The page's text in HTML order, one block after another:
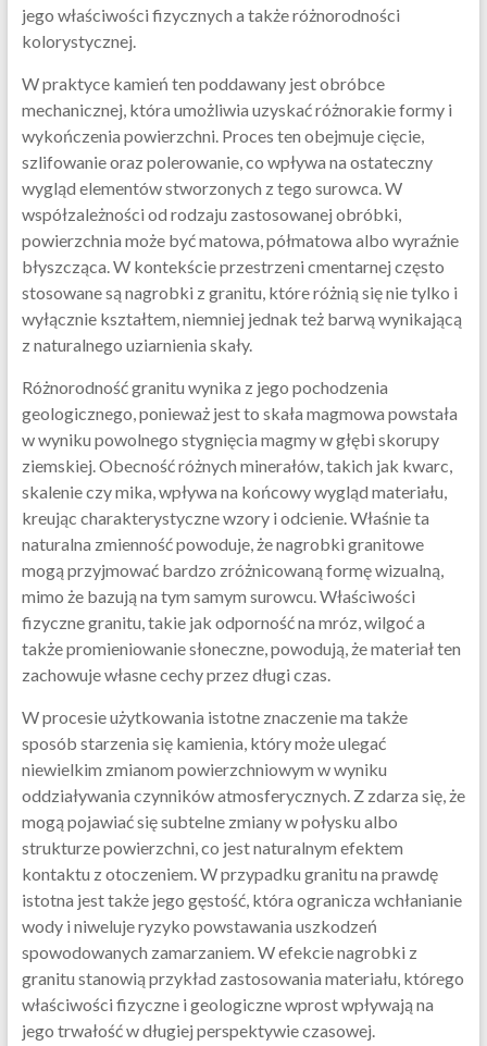
jego właściwości fizycznych a także różnorodności
kolorystycznej.
W praktyce kamień ten poddawany jest obróbce
mechanicznej, która umożliwia uzyskać różnorakie formy i
wykończenia powierzchni. Proces ten obejmuje cięcie,
szlifowanie oraz polerowanie, co wpływa na ostateczny
wygląd elementów stworzonych z tego surowca. W
współzależności od rodzaju zastosowanej obróbki,
powierzchnia może być matowa, półmatowa albo wyraźnie
błyszcząca. W kontekście przestrzeni cmentarnej często
stosowane są nagrobki z granitu, które różnią się nie tylko i
wyłącznie kształtem, niemniej jednak też barwą wynikającą
z naturalnego uziarnienia skały.
Różnorodność granitu wynika z jego pochodzenia
geologicznego, ponieważ jest to skała magmowa powstała
w wyniku powolnego stygnięcia magmy w głębi skorupy
ziemskiej. Obecność różnych minerałów, takich jak kwarc,
skalenie czy mika, wpływa na końcowy wygląd materiału,
kreując charakterystyczne wzory i odcienie. Właśnie ta
naturalna zmienność powoduje, że nagrobki granitowe
mogą przyjmować bardzo zróżnicowaną formę wizualną,
mimo że bazują na tym samym surowcu. Właściwości
fizyczne granitu, takie jak odporność na mróz, wilgoć a
także promieniowanie słoneczne, powodują, że materiał ten
zachowuje własne cechy przez długi czas.
W procesie użytkowania istotne znaczenie ma także
sposób starzenia się kamienia, który może ulegać
niewielkim zmianom powierzchniowym w wyniku
oddziaływania czynników atmosferycznych. Z zdarza się, że
mogą pojawiać się subtelne zmiany w połysku albo
strukturze powierzchni, co jest naturalnym efektem
kontaktu z otoczeniem. W przypadku granitu na prawdę
istotna jest także jego gęstość, która ogranicza wchłanianie
wody i niweluje ryzyko powstawania uszkodzeń
spowodowanych zamarzaniem. W efekcie nagrobki z
granitu stanowią przykład zastosowania materiału, którego
właściwości fizyczne i geologiczne wprost wpływają na
jego trwałość w długiej perspektywie czasowej.